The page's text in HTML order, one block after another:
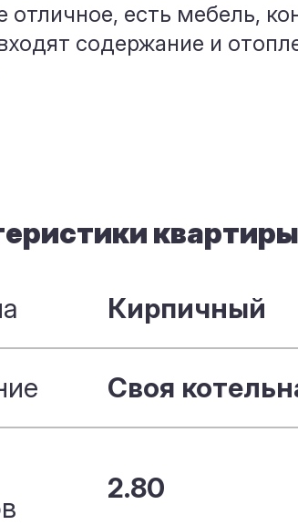
отличное, есть мебель,
содержание и
квартиры
Кирпичный
Своя
2.80